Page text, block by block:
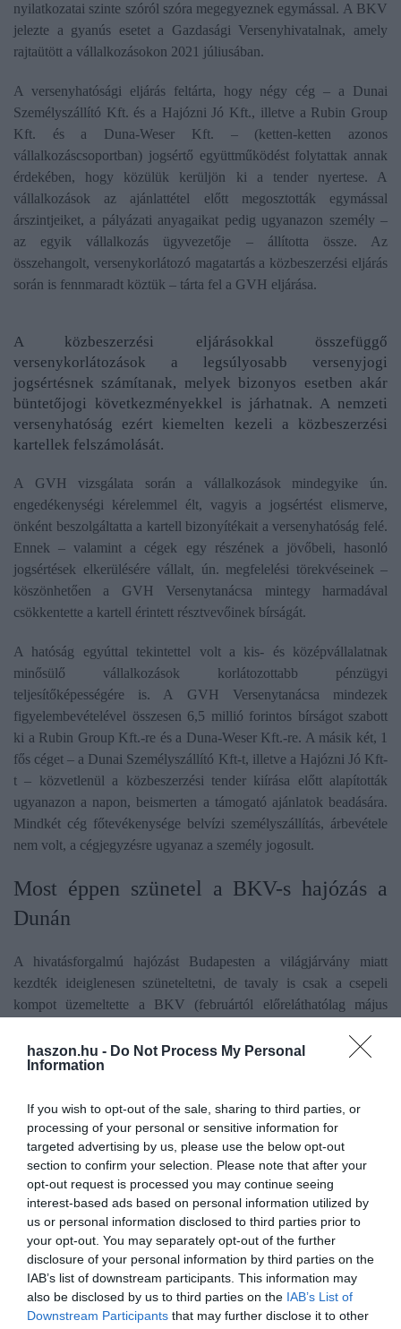
haszon.hu - Do Not Process My Personal
Information
If you wish to opt-out of the sale, sharing to third parties, or
processing of your personal or sensitive information for
targeted advertising by us, please use the below opt-out
section to confirm your selection. Please note that after your
opt-out request is processed you may continue seeing
interest-based ads based on personal information utilized by
us or personal information disclosed to third parties prior to
your opt-out. You may separately opt-out of the further
disclosure of your personal information by third parties on the
IAB’s list of downstream participants. This information may
also be disclosed by us to third parties on the IAB’s List of
Downstream Participants that may further disclose it to other
nyilatkozatai szinte szóról szóra megegyeznek egymással. A BKV
jelezte a gyanús esetet a Gazdasági Versenyhivatalnak, amely
rajtaütött a vállalkozásokon 2021 júliusában.
A versenyhatósági eljárás feltárta, hogy négy cég – a Dunai
Személyszállító Kft. és a Hajózni Jó Kft., illetve a Rubin Group
Kft. és a Duna-Weser Kft. – (ketten-ketten azonos
vállalkozáscsoportban) jogsértő együttműködést folytattak annak
érdekében, hogy közülük kerüljön ki a tender nyertese. A
vállalkozások az ajánlattétel előtt megosztották egymással
árszintjeiket, a pályázati anyagaikat pedig ugyanazon személy –
az egyik vállalkozás ügyvezetője – állította össze. Az
összehangolt, versenykorlátozó magatartás a közbeszerzési eljárás
során is fennmaradt köztük – tárta fel a GVH eljárása.
A közbeszerzési eljárásokkal összefüggő
versenykorlátozások a legsúlyosabb versenyjogi
jogsértésnek számítanak, melyek bizonyos esetben akár
büntetőjogi következményekkel is járhatnak. A nemzeti
versenyhatóság ezért kiemelten kezeli a közbeszerzési
kartellek felszámolását.
A GVH vizsgálata során a vállalkozások mindegyike ún.
engedékenységi kérelemmel élt, vagyis a jogsértést elismerve,
önként beszolgáltatta a kartell bizonyítékait a versenyhatóság felé.
Ennek – valamint a cégek egy részének a jövőbeli, hasonló
jogsértések elkerülésére vállalt, ún. megfelelési törekvéseinek –
köszönhetően a GVH Versenytanácsa mintegy harmadával
csökkentette a kartell érintett résztvevőinek bírságát.
A hatóság egyúttal tekintettel volt a kis- és középvállalatnak
minősülő vállalkozások korlátozottabb pénzügyi
teljesítőképességére is. A GVH Versenytanácsa mindezek
figyelembevételével összesen 6,5 millió forintos bírságot szabott
ki a Rubin Group Kft.-re és a Duna-Weser Kft.-re. A másik két, 1
fős céget – a Dunai Személyszállító Kft-t, illetve a Hajózni Jó Kft-
t – közvetlenül a közbeszerzési tender kiírása előtt alapították
ugyanazon a napon, beismerten a támogató ajánlatok beadására.
Mindkét cég főtevékenysége belvízi személyszállítás, árbevétele
nem volt, a cégjegyzésre ugyanaz a személy jogosult.
Most éppen szünetel a BKV-s hajózás a
Dunán
A hivatásforgalmú hajózást Budapesten a világjárvány miatt
kezdték ideiglenesen szüneteltetni, de tavaly is csak a csepeli
kompot üzemeltette a BKV (februártól előreláthatólag május
önkormányzat nem tudta biztosítani a hajózáshoz szükséges
anyagi forrásokat, és úgy tűnik, továbbra sincs rá pénz.
A Budapesti Közlekedési Központ (BKK) és a BKV vizsgálja
egy gazdaságilag fenntarthatóbb dunai hajóközlekedés
kialakításának a lehetőségét, de március 15-én még biztosan nem
indul el a hajózás- nyilatkozta a főváros közlekedési cége a
Népszavának.
szüneteltetésnek
tehát gazdasági okai vannak, azonban a
vállalat hangsúlyozta, ez nem azt jelenti, hogy megszüntetnék az
ágazatot. Viszont az üzemeltetésre vonatkozó tender sincs kiírva,
ezért igencsak kérdéses, mikor indulhat újra a hajózás.